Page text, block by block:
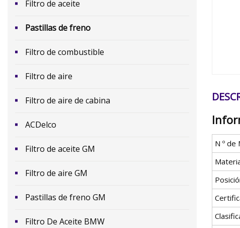
Filtro de aceite
Pastillas de freno
Filtro de combustible
​Filtro de aire
Filtro de aire de cabina
ACDelco
Filtro de aceite GM
Filtro de aire GM
Pastillas de freno GM
Filtro De Aceite BMW
N º de